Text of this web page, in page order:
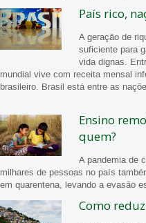
País rico,
A geração de
suficiente para
vida dignas.
mundial vive com receita mensal
brasileiro. Brasil está entre as
Ensino
quem?
A pandemia de
milhares de pessoas no país
em quarentena, levando a evasão
Como